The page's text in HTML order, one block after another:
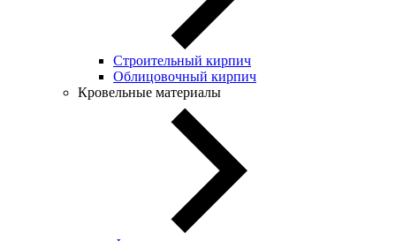
Строительный кирпич
Облицовочный кирпич
Кровельные материалы